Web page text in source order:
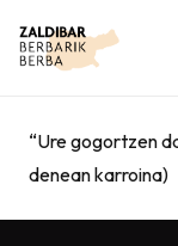
“Ure gogortzen
denean karroina)